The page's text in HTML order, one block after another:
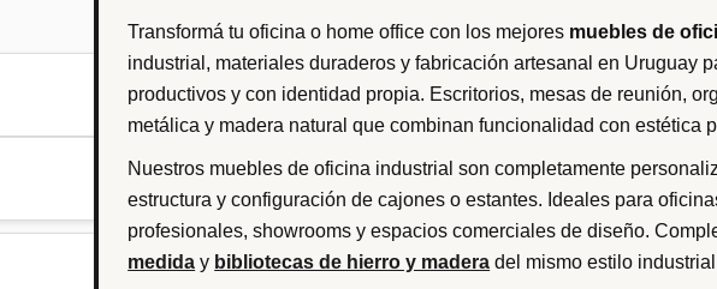
a
d
o
p
o
r
l
o
Transformá tu oficina o home office con los mejores muebles de
industrial, materiales duraderos y fabricación artesanal en Uruguay
productivos y con identidad propia. Escritorios, mesas de reunión,
metálica y madera natural que combinan funcionalidad con estética
Nuestros muebles de oficina industrial son completamente
estructura y configuración de cajones o estantes. Ideales para
profesionales, showrooms y espacios comerciales de diseño.
medida y bibliotecas de hierro y madera del mismo estilo